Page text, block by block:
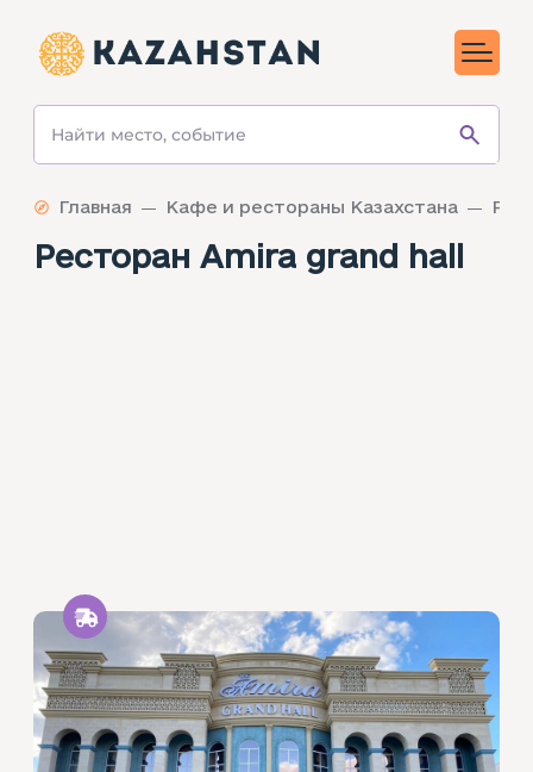
Ресторан Amira grand hall
Главная Кафе и рестораны Казахстана